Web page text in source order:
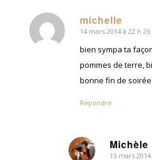
michelle
dit
14 mars 2014 à 22 h
bien sympa ta
pommes de terre,
bonne fin de
Répondre
Michèle
dit
15 mars